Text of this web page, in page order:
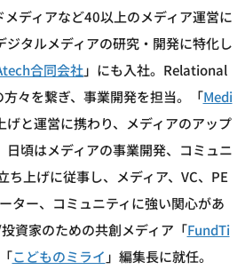
ディアなど40以上のメディア運営に
タルメディアの研究・開発に特化し
合同会社」にも入社。Relational
々を繋ぎ、事業開発を担当。「Medi
げと運営に携わり、メディアのアップ
日頃はメディアの事業開発、コミュニ
ち上げに従事し、メディア、VC、PE
ター、コミュニティに強い関心があ
資家のための共創メディア「FundTi
こどものミライ 」編集長に就任。